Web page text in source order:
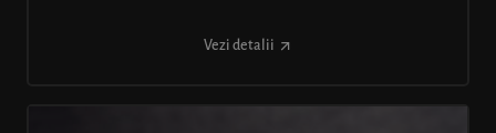
Vezi detalii